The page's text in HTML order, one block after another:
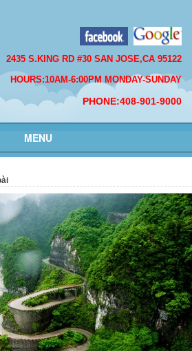
2435 S.KING RD #30 SAN JOSE,CA 95122
HOURS:10AM-6:00PM MONDAY-SUNDAY
PHONE:408-901-9000
MENU